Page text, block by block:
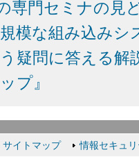
専門セミナの見
規模な組み込み
疑問に答える
プ』
サイトマップ 情報セキュ